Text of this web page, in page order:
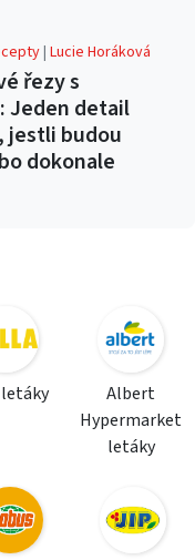
|Lucie Horáková
řezy s
Jeden detail
jestli budou
dokonale
Albert
Hypermarket
letáky